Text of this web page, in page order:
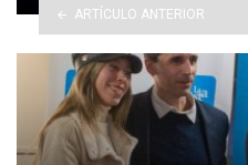
ARTÍCULO ANTERIOR